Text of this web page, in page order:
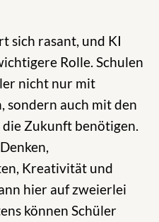
sich rasant, und KI
Rolle. Schulen
nicht nur mit
sondern auch mit den
Zukunft benötigen.
Kreativität und
hier auf zweierlei
können Schüler